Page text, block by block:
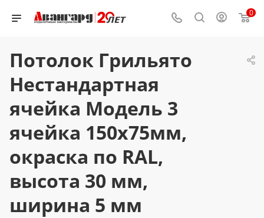
0
Потолок Грильято
Нестандартная
ячейка Модель 3
ячейка 150х75мм,
окраска по RAL,
высота 30 мм,
ширина 5 мм